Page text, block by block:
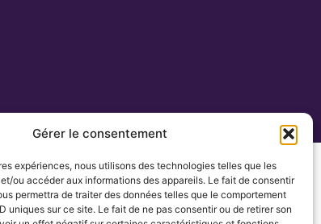
Gérer le consentement
expériences, nous utilisons des technologies telles que les
ou accéder aux informations des appareils. Le fait de consentir
permettra de traiter des données telles que le comportement
uniques sur ce site. Le fait de ne pas consentir ou de retirer son